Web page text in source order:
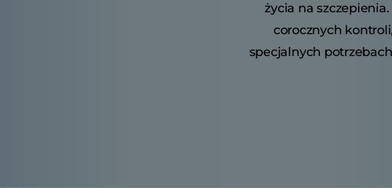
życia na
corocznych
specjalnych